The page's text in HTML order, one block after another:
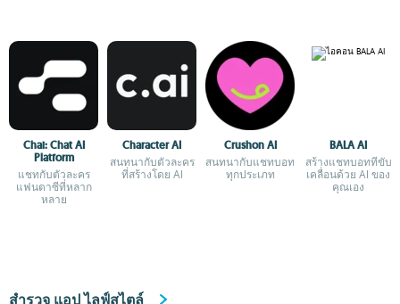
Chai: Chat AI
Platform
แชทกับตัวละคร
แฟนตาซีที่หลาก
หลาย
Character AI
สนทนากับตัวละคร
ที่สร้างโดย AI
Crushon AI
สนทนากับแชทบอท
ทุกประเภท
BALA AI
สร้างแชทบอทที่ขับ
เคลื่อนด้วย AI ของ
คุณเอง
สำรวจ แอป ไลฟ์สไตล์